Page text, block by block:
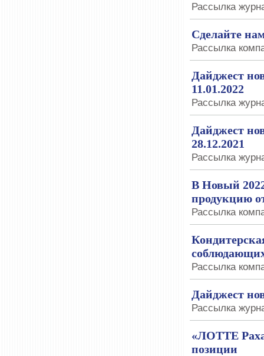
Рассылка
Сделайте
Рассылка
Дайджест
11.01.2022
Рассылка
Дайджест
28.12.2021
Рассылка
В Новый
продукцию
Рассылка
Рассылка
Дайджест
Рассылка
«ЛОТТЕ
позиции